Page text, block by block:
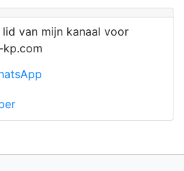
van mijn kanaal voor